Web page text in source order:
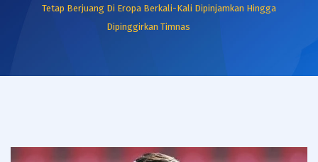
Tetap Berjuang Di Eropa Berkali-Kali Dipinjamkan Hingga
Dipinggirkan Timnas